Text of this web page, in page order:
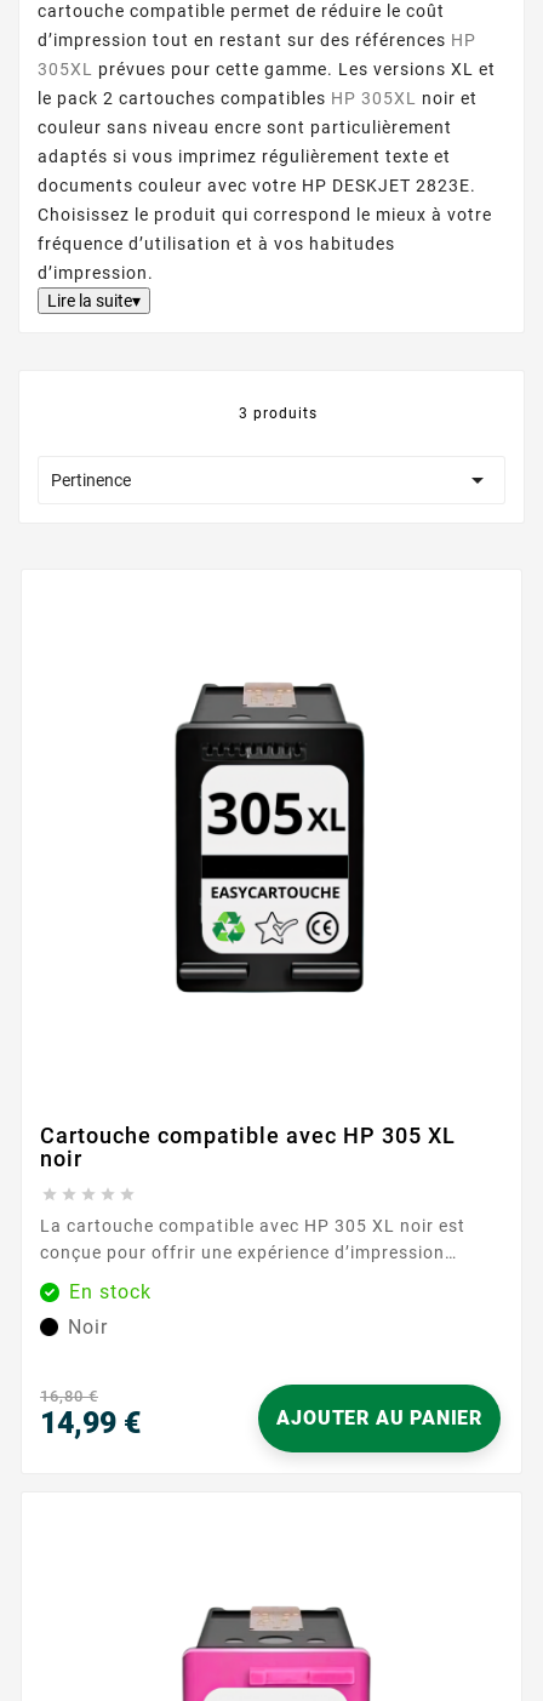
cartouche compatible permet de réduire le coût
d’impression tout en restant sur des références HP
305XL
prévues pour cette gamme. Les versions XL et
le pack 2 cartouches compatibles HP 305XL
noir et
couleur sans niveau encre sont particulièrement
adaptés si vous imprimez régulièrement texte et
documents couleur avec votre HP DESKJET 2823E.
Choisissez le produit qui correspond le mieux à votre
fréquence d’utilisation et à vos habitudes
d’impression.
Lire la suite▾
3 produits
Pertinence 
Cartouche compatible avec HP 305 XL
noir
    
La cartouche compatible avec HP 305 XL noir est
conçue pour offrir une expérience d’impression
simple et sereine au quotidien. Elle s’intègre
parfaitement aux imprimantes HP utilisant la
référence 305 , pour des documents nets, des textes
format XL , vous profitez d’une autonomie
confortable tout...
En stock
Noir
16,80 €
14,99 € AJOUTER AU PANIER